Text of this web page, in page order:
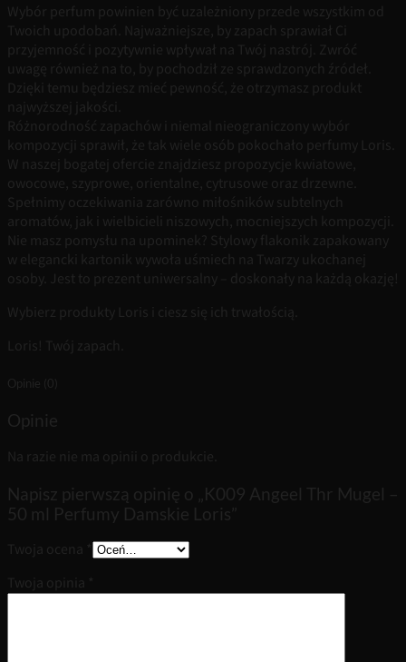
Wybór perfum powinien być uzależniony przede wszystkim od
Twoich upodobań. Najważniejsze, by zapach sprawiał Ci
przyjemność i pozytywnie wpływał na Twój nastrój. Zwróć
uwagę również na to, by pochodził ze sprawdzonych źródeł.
Dzięki temu będziesz mieć pewność, że otrzymasz produkt
najwyższej jakości.
Różnorodność zapachów i niemal nieograniczony wybór
kompozycji sprawił, że tak wiele osób pokochało perfumy Loris.
W naszej bogatej ofercie znajdziesz propozycje kwiatowe,
owocowe, szyprowe, orientalne, cytrusowe oraz drzewne.
Spełnimy oczekiwania zarówno miłośników subtelnych
aromatów, jak i wielbicieli niszowych, mocniejszych kompozycji.
Nie masz pomysłu na upominek? Stylowy flakonik zapakowany
w elegancki kartonik wywoła uśmiech na Twarzy ukochanej
osoby. Jest to prezent uniwersalny – doskonały na każdą okazję!
Wybierz produkty Loris i ciesz się ich trwałością.
Loris! Twój zapach.
Opinie (0)
Opinie
Na razie nie ma opinii o produkcie.
Napisz pierwszą opinię o „K009 Angeel Thr Mugel –
50 ml Perfumy Damskie Loris”
Twoja ocena
Twoja opinia